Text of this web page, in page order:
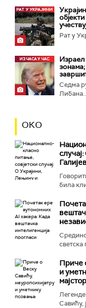
Рат у
Израел
Седма
ОКО
била
Приче
и
Савићу,